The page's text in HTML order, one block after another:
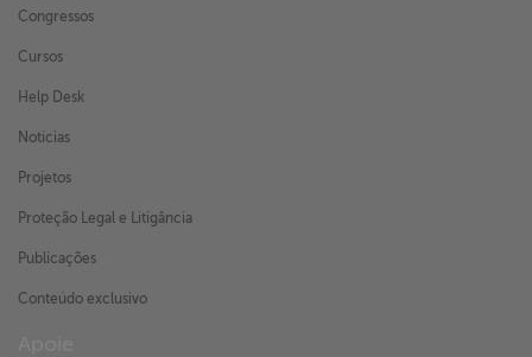
Congressos
Cursos
Help Desk
Notícias
Projetos
Proteção Legal e Litigância
Publicações
Conteúdo exclusivo